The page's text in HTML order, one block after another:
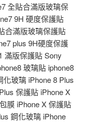
全貼合滿版玻璃保
9H 硬度保護貼
合滿版玻璃保護貼
plus 9H硬度保護
滿版保護貼 Sony
玻璃貼 iphone8
玻璃 iPhone 8 Plus
保護貼 iPhone X
膜 iPhone X 保護貼
鋼化玻璃 iPhone